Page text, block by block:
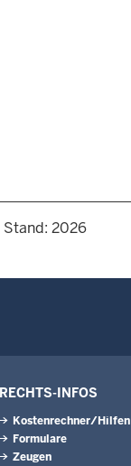
2026
RECHTS-INFOS
Kostenrechner/Hilfen
Formulare
Zeugen